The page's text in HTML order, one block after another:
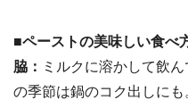
■ペーストの美味しい食べ
脇： ミルクに溶かして飲
の季節は鍋のコク出しに